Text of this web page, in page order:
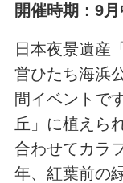
開催時期：9
日本夜景遺産
営ひたち海浜
間イベントで
丘」に植えら
合わせてカラ
年、紅葉前の